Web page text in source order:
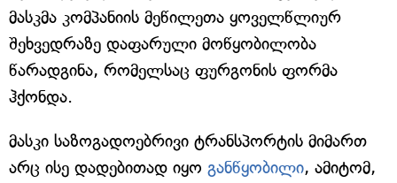
მასკმა კომპანიის მეწილეთა ყოველწლიურ
შეხვედრაზე დაფარული მოწყობილობა
წარადგინა, რომელსაც ფურგონის ფორმა
ჰქონდა.
მასკი საზოგადოებრივი ტრანსპორტის მიმართ
არც ისე დადებითად იყო განწყობილი, ამიტომ,